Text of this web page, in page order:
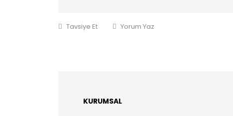
Tavsiye Et Yorum Yaz
KURUMSAL